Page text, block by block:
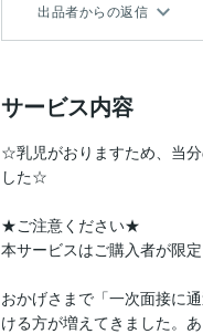
出品者からの返信
サービス内容
☆乳児がおりますため、当
した☆
★ご注意ください★
本サービスはご購入者が限
おかげさまで「一次面接に
ける方が増えてきました。